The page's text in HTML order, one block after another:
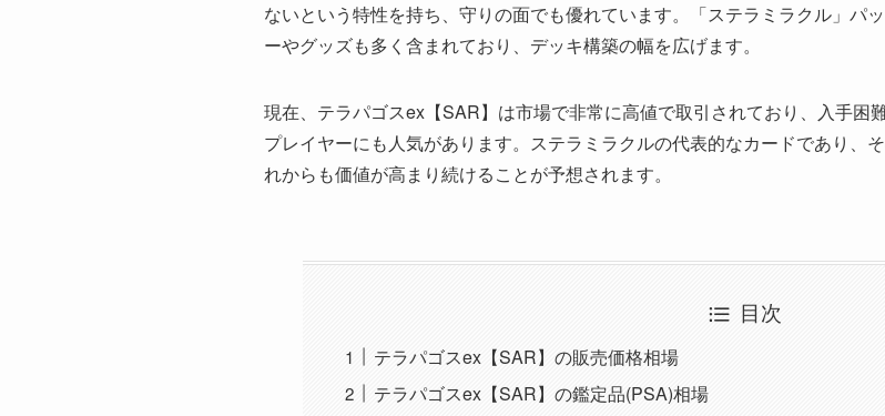
ないという特性を持ち、守りの面でも優れています。「ステラミラクル」パ
ーやグッズも多く含まれており、デッキ構築の幅を広げます。
現在、テラパゴスex【SAR】は市場で非常に高値で取引されており、入手困
プレイヤーにも人気があります。ステラミラクルの代表的なカードであり、
れからも価値が高まり続けることが予想されます。
目次
テラパゴスex【SAR】の販売価格相場
テラパゴスex【SAR】の鑑定品(PSA)相場